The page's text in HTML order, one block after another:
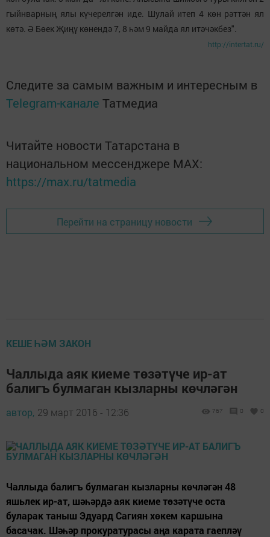
гыйнварның ялы күчерелгән иде. Шулай итеп 4 көн рәттән ял
көтә. Ә Бөек Җиңү көнендә 7, 8 һәм 9 майда ял итәчәкбез".
http://intertat.ru/
Следите за самым важным и интересным в
Telegram-канале Татмедиа
Читайте новости Татарстана в
национальном мессенджере MАХ:
https://max.ru/tatmedia
Перейти на страницу новости
КЕШЕ ҺӘМ ЗАКОН
Чаллыда аяк киеме төзәтүче ир-ат
балигъ булмаган кызларны көчләгән
автор, 29 март 2016 - 12:36 767 0 0
Чаллыда балигъ булмаган кызларны көчләгән 48
яшьлек ир-ат, шәһәрдә аяк киеме төзәтүче оста
буларак таныш Эдуард Сагиян хөкем каршына
басачак. Шәһәр прокуратурасы аңа карата гаепләү